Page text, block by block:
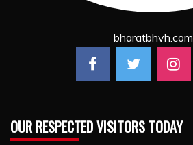
bharatbhvh.com
OUR RESPECTED VISITORS TODAY